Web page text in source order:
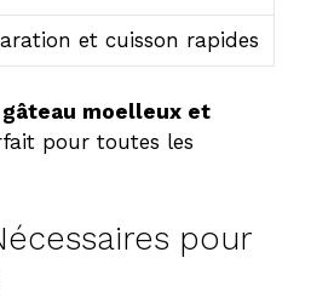
et cuisson rapides
moelleux et
pour toutes les
pour